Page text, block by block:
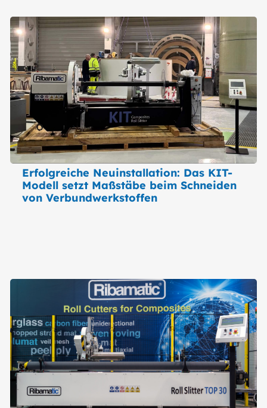
Erfolgreiche Neuinstallation: Das KIT-
Modell setzt Maßstäbe beim Schneiden
von Verbundwerkstoffen